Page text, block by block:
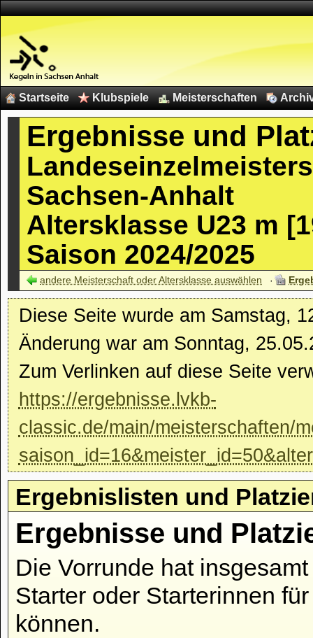
Startseite Klubspiele Meisterschaften
Ergebnisse und
Sachsen-Anhalt
Altersklasse U23 m
Saison 2024/2025
andere Meisterschaft oder Altersklasse auswählen
Diese Seite wurde am Samstag,
Änderung war am Sonntag,
Zum Verlinken auf diese Seite
https://ergebnisse.lvkb-
classic.de/main/meisterschaften/
Ergebnislisten und
Ergebnisse und
Die Vorrunde hat
Starter oder Starterinnen
können.